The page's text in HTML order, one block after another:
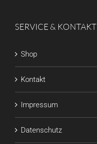
SERVICE & KONTAKT
Shop
Kontakt
Impressum
Datenschutz